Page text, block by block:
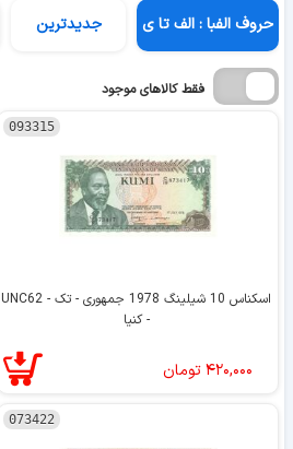
حروف الفبا : الف تا ی جدیدترین
فقط کالاهای موجود
093315
اسکناس 10 شیلینگ 1978 جمهوری - تک - UNC62
- کنیا
۴۲۰,۰۰۰تومان
073422